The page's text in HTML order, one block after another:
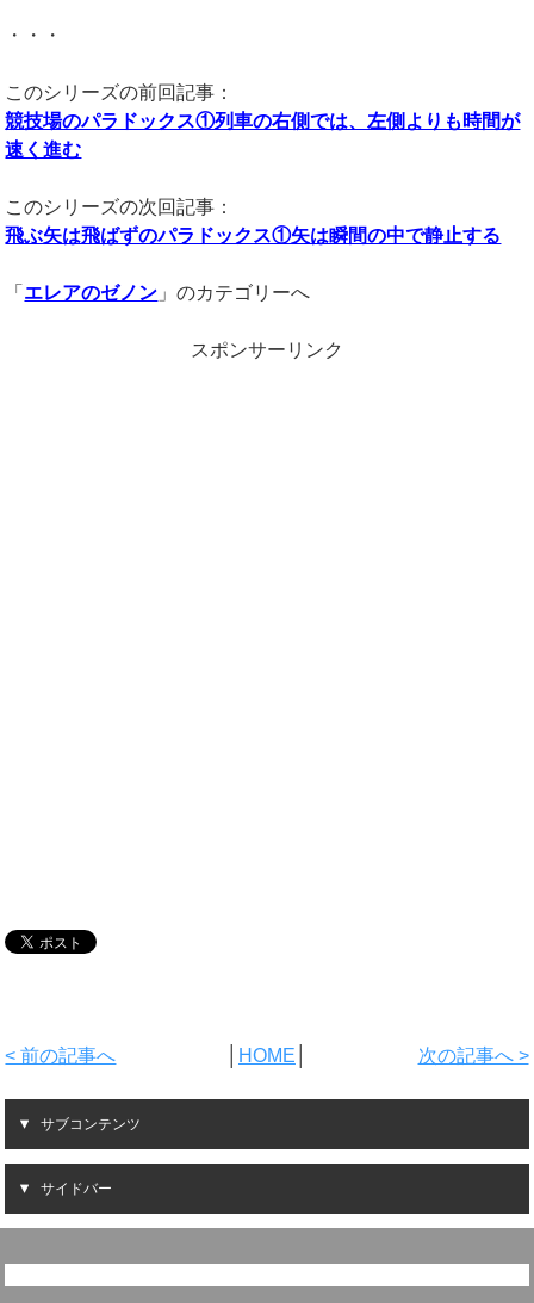
・・・
このシリーズの前回記事：
競技場のパラドックス①列車の右側では、左側よりも時間が
速く進む
このシリーズの次回記事：
飛ぶ矢は飛ばずのパラドックス①矢は瞬間の中で静止する
「 エレアのゼノン 」のカテゴリーへ
スポンサーリンク
< 前の記事へ HOME 次の記事へ >
サブコンテンツ
サイドバー